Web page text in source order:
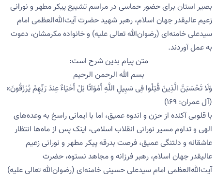
بصیر استان برای حضور حماسی در مراسم تشییع پیکر مطهر و نورانی
زعیم عالیقدر جهان اسلام، رهبر شهید حضرت آیت‌الله‌العظمی امام
سیدعلی خامنه‌ای (رضوان‌الله تعالی علیه) و خانواده مکرمشان، دعوت
به عمل آوردند.
متن پیام بدین شرح است:
بسم الله الرحمن الرحیم
وَلَا تَحْسَبَنَّ الَّذِینَ قُتِلُوا فِی سَبِیلِ اللَّهِ أَمْوَاتًا بَلْ أَحْیَاءٌ عِندَ رَبِّهِمْ یُرْزَقُونَ»
(آل عمران: ۱۶۹)
با قلوبی آکنده از حزن و اندوه عمیق، اما با ایمانی راسخ به وعده‌های
الهی و تداوم مسیر نورانی انقلاب اسلامی، اینک پس از ماه‌ها انتظار
عاشقانه و دلتنگی عمیق، فرصت بدرقه پیکر مطهر و نورانی زعیم
عالیقدر جهان اسلام، رهبر فرزانه و مجاهد نستوه، حضرت
آیت‌الله‌العظمی امام سیدعلی حسینی خامنه‌ای (رضوان‌الله تعالی علیه)